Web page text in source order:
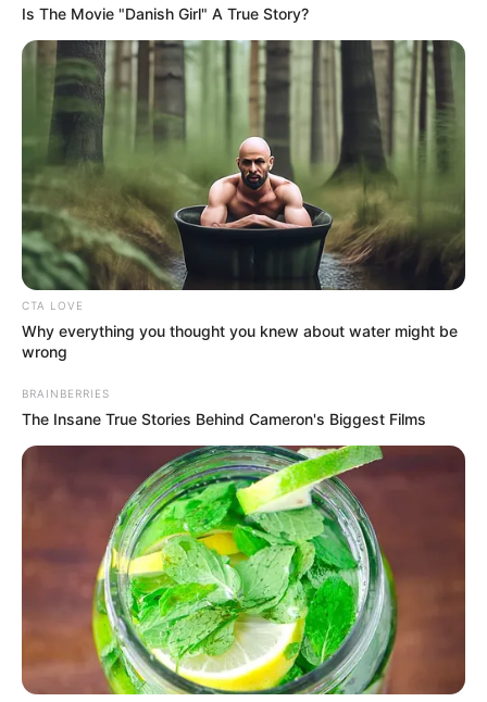
Is The Movie "Danish Girl" A True Story?
CTA LOVE
Why everything you thought you knew about water might be
wrong
BRAINBERRIES
The Insane True Stories Behind Cameron's Biggest Films